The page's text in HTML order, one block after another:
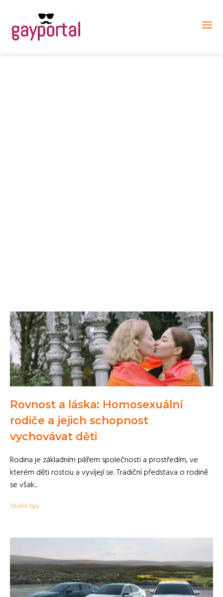
Rovnost a láska: Homosexuální
rodiče a jejich schopnost
vychovávat děti
Rodina je základním pilířem společnosti a prostředím, ve
kterém děti rostou a vyvíjejí se. Tradiční představa o rodině
se však...
Skvělé tipy